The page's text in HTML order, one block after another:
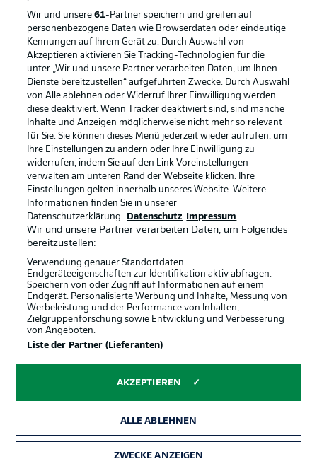
Messi bekommt es immer mit mehreren Gegenspielern
gleichzeitig zu tun.
10' Klares Abseits
De Paul wird tief geschickt und spielt dann im Strafraum
flach auf Fernandez. Der Mittelfeldspieler verzieht
unerklärlich. Es war aber ohnehin vorher Abseits.
Messi im Spiel
Der Weltstar wird das erste Mal im gegnerischen
Strafraum angespielt. Die Abwehr klärt aber zum
Einwurf.
Gut verteidigt
Erst führt Salah den Freistoß kurz aus, dann kommt die
Flanke in den Strafraum. Die argentinische Defensive
steht aber sicher und klärt.
5' Ein Pass nach dem anderen
Jetzt hat auch Ägypten mal eine längere
Ballbesitzphase. Sobald die Afrikaner nach vorne spielen,
Wir und unsere61-Partner speichern und greifen auf
personenbezogene Daten wie Browserdaten oder eindeutige
Kennungen auf Ihrem Gerät zu. Durch Auswahl von
Akzeptieren aktivieren Sie Tracking-Technologien für die
unter „Wir und unsere Partner verarbeiten Daten, um Ihnen
Dienste bereitzustellen“ aufgeführten Zwecke. Durch Auswahl
von Alle ablehnen oder Widerruf Ihrer Einwilligung werden
diese deaktiviert. Wenn Tracker deaktiviert sind, sind manche
Inhalte und Anzeigen möglicherweise nicht mehr so relevant
für Sie. Sie können dieses Menü jederzeit wieder aufrufen, um
Ihre Einstellungen zu ändern oder Ihre Einwilligung zu
widerrufen, indem Sie auf den Link Voreinstellungen
verwalten am unteren Rand der Webseite klicken. Ihre
Einstellungen gelten innerhalb unseres Website. Weitere
Informationen finden Sie in unserer
Datenschutzerklärung.
Datenschutz Impressum
Wir und unsere Partner verarbeiten Daten, um Folgendes
bereitzustellen:
Verwendung genauer Standortdaten.
Endgeräteeigenschaften zur Identifikation aktiv abfragen.
Speichern von oder Zugriff auf Informationen auf einem
Endgerät. Personalisierte Werbung und Inhalte, Messung von
Werbeleistung und der Performance von Inhalten,
Zielgruppenforschung sowie Entwicklung und Verbesserung
von Angeboten.
Liste der Partner (Lieferanten)
AKZEPTIEREN
ALLE ABLEHNEN
ZWECKE ANZEIGEN